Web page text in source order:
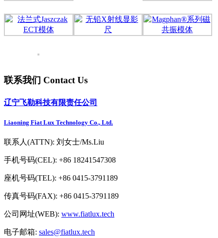
联系我们 Contact Us
辽宁飞勒科技有限责任公司
Liaoning Fiat Lux Technology Co., Ltd.
联系人(ATTN): 刘女士/Ms.Liu
手机号码(CEL): +86 18241547308
座机号码(TEL): +86 0415-3791189
传真号码(FAX): +86 0415-3791189
公司网址(WEB): www.fiatlux.tech
电子邮箱: sales@fiatlux.tech